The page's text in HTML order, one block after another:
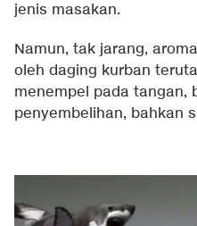
jenis masakan.
Namun, tak jarang,
oleh daging kurban
menempel pada tangan,
penyembelihan, bahkan